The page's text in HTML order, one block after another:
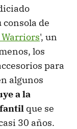
consola de
', un
los
para
algunos
a la
que se
30 años.